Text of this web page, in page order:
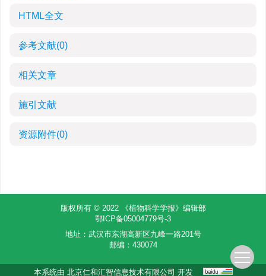
HTML全文
参考文献(0)
相关文章
施引文献
资源附件(0)
版权所有 © 2022 《植物科学学报》编辑部
鄂ICP备05004779号-3
地址：武汉市东湖高新区九峰一路201号
邮编：430074
本系统由 北京仁和汇智信息技术有限公司 开发